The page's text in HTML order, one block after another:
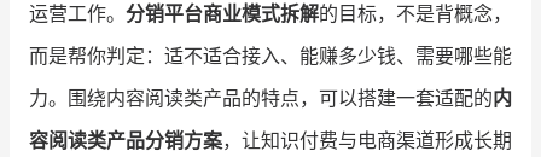
品牌消费观 行业报告
新零售资讯
培训课程
运营工作。 分销平台商业模式拆解的目标，不是背概念，
而是帮你判定：适不适合接入、能赚多少钱、需要哪些能
力。围绕内容阅读类产品的特点，可以搭建一套适配的内
容阅读类产品分销方案，让知识付费与电商渠道形成长期